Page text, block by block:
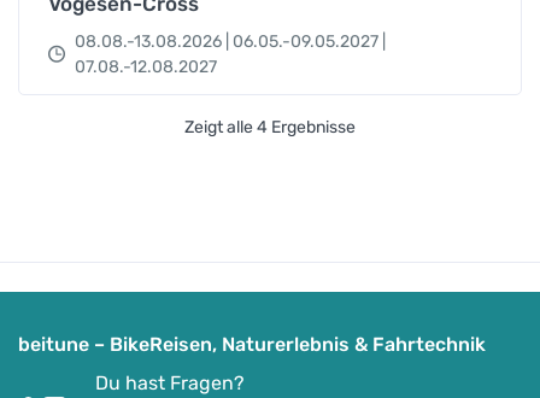
08.08.-13.08.2026 | 06.05.-09.05.2027 |
07.08.-12.08.2027
Zeigt alle 4 Ergebnisse
beitune – BikeReisen, Naturerlebnis & Fahrtechnik
Du hast Fragen?